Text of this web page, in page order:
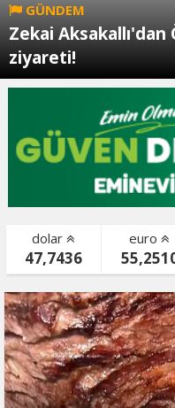
GÜNDEM
Zekai
ziyareti!
dolar
47,7436
euro
bist color-